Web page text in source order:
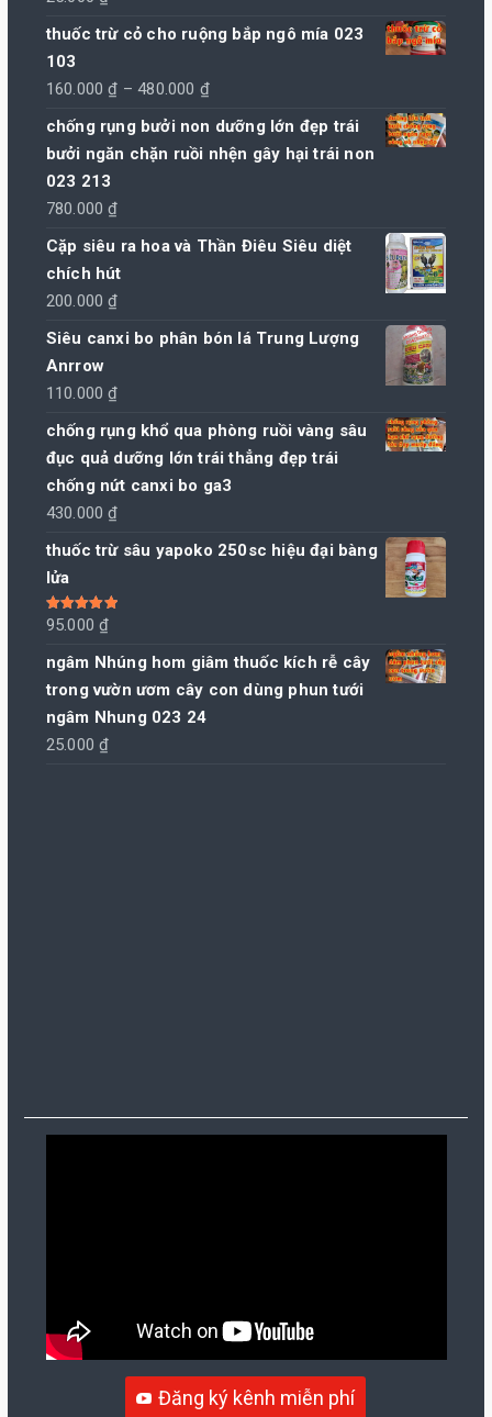
hạng 4.00
thuốc trừ cỏ cho ruộng bắp ngô mía 023
103
160.000₫ – 480.000 ₫Khoảng
giá:
từ
chống rụng bưởi non dưỡng lớn đẹp trái
bưởi ngăn chặn ruồi nhện gây hại trái non
023 213
780.000₫
Cặp siêu ra hoa và Thần Điêu Siêu diệt
chích hút
200.000₫
Siêu canxi bo phân bón lá Trung Lượng
Anrrow
110.000₫
chống rụng khổ qua phòng ruồi vàng sâu
đục quả dưỡng lớn trái thẳng đẹp trái
chống nứt canxi bo ga3
430.000₫
thuốc trừ sâu yapoko 250sc hiệu đại bàng
lửa
Được xếp
hạng 5.005
95.000₫
ngâm Nhúng hom giâm thuốc kích rễ cây
trong vườn ươm cây con dùng phun tưới
ngâm Nhung 023 24
25.000₫
Đăng ký kênh miễn phí